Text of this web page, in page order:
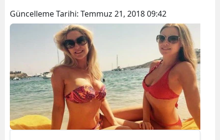
Güncelleme Tarihi: Temmuz 21, 2018 09:42